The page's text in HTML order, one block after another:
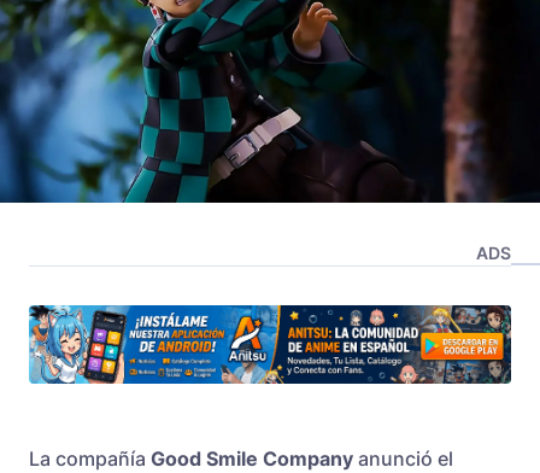
ADS
La compañía Good Smile Company anunció el